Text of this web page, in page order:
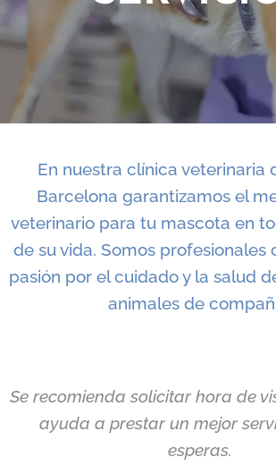
En nuestra clínica veterinaria
Barcelona garantizamos el
veterinario para tu mascota en
de su vida. Somos profesionales
pasión por el cuidado y la salud
animales de
Se recomienda solicitar hora de
ayuda a prestar un mejor
esperas.